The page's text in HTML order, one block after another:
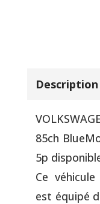
Description
85ch
5p
Ce
est équipé